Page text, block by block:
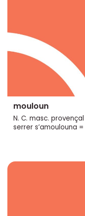
mouloun
N. C. masc.
serrer s’amoulouna